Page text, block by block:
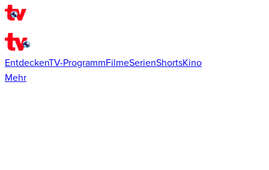
EntdeckenTV-ProgrammFilmeSerienShortsKino
Mehr